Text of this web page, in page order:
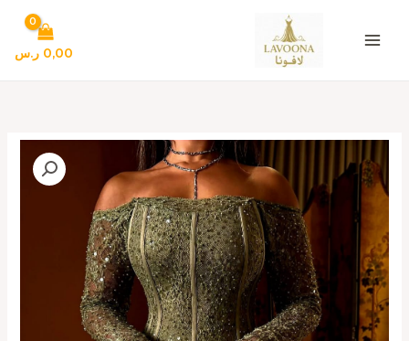
المحتوى
0,00 ر.س
فساتين
سهره
اخضر